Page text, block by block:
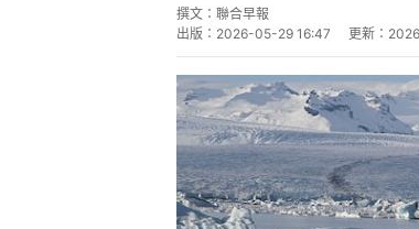
撰文： 聯合早報
出版： 2026-05-29 16:47 更新：